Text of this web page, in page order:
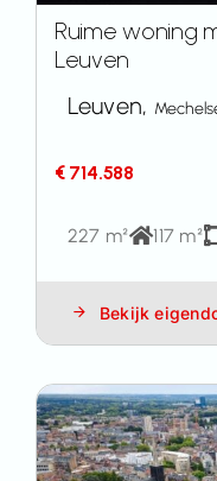
Ruime woning
Leuven
Leuven,
€ 714.588
227 m² 117 m²
Bekijk